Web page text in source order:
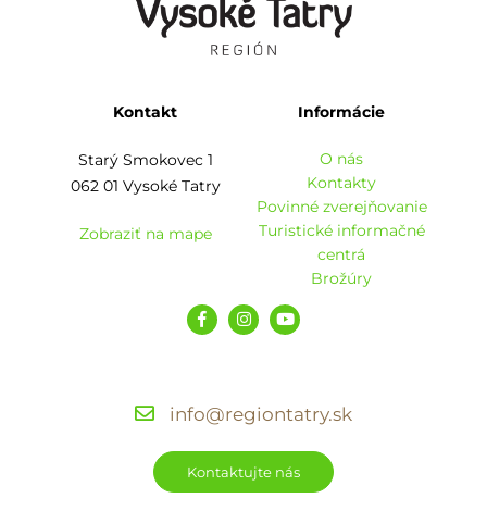
Kontakt
Starý Smokovec 1
062 01 Vysoké Tatry
Zobraziť na mape
Informácie
O nás
Kontakty
Povinné zverejňovanie
Turistické informačné
centrá
Brožúry
info@regiontatry.sk
Kontaktujte nás